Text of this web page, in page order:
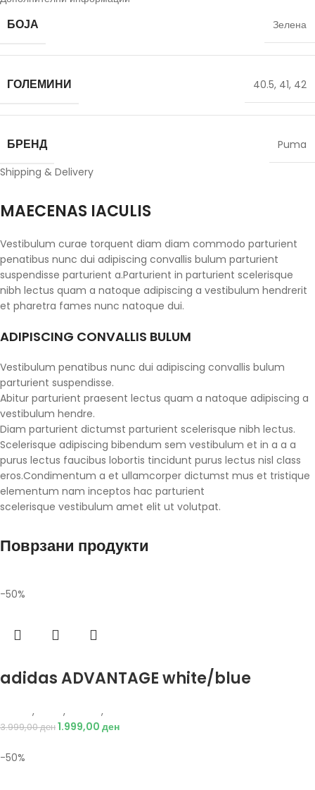
БОЈА Зелена
ГОЛЕМИНИ 40.5, 41, 42
БРЕНД
Puma
Shipping & Delivery
MAECENAS IACULIS
Vestibulum curae torquent diam diam commodo parturient
penatibus nunc dui adipiscing convallis bulum parturient
suspendisse parturient a.Parturient in parturient scelerisque
nibh lectus quam a natoque adipiscing a vestibulum hendrerit
et pharetra fames nunc natoque dui.
ADIPISCING CONVALLIS BULUM
Vestibulum penatibus nunc dui adipiscing convallis bulum
parturient suspendisse.
Abitur parturient praesent lectus quam a natoque adipiscing a
vestibulum hendre.
Diam parturient dictumst parturient scelerisque nibh lectus.
Scelerisque adipiscing bibendum sem vestibulum et in a a a
purus lectus faucibus lobortis tincidunt purus lectus nisl class
eros.Condimentum a et ullamcorper dictumst mus et tristique
elementum nam inceptos hac parturient
scelerisque vestibulum amet elit ut volutpat.
Поврзани продукти
-50%
adidas ADVANTAGE white/blue
, , ,
3.999,00ден1.999,00 ден
-50%